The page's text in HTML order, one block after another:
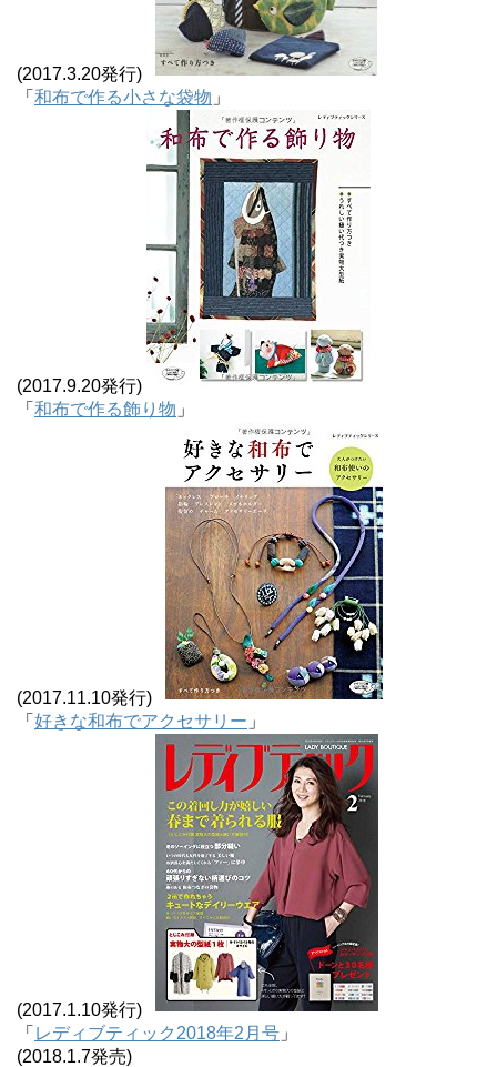
(2017.3.20発行)
「 和布で作る小さな袋物 」
(2017.9.20発行)
「 和布で作る飾り物 」
(2017.11.10発行)
「 好きな和布でアクセサリー 」
(2017.1.10発行)
「 レディブティック2018年2月号 」
(2018.1.7発売)